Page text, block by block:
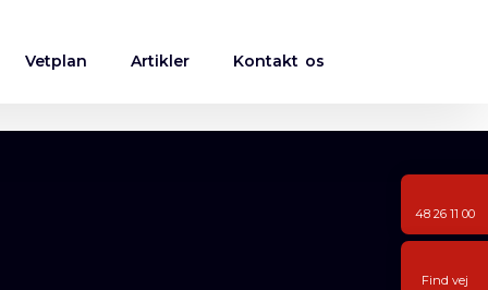
Vetplan Artikler Kontakt os
48 26 11 00
Find vej